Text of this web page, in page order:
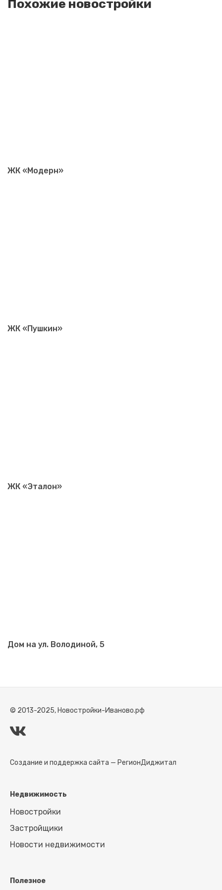
Похожие новостройки
ЖК «Модерн»
ЖК «Пушкин»
ЖК «Эталон»
Дом на ул. Володиной, 5
© 2013-2025, Новостройки-Иваново.рф
Создание и поддержка сайта — РегионДиджитал
Недвижимость
Новостройки
Застройщики
Новости недвижимости
Полезное